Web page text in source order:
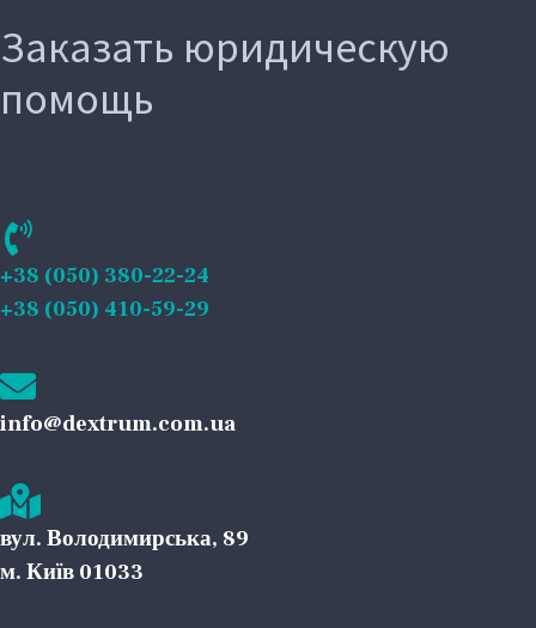
Заказать юридическую
помощь
+38 (050) 380-22-24
+38 (050) 410-59-29
info@dextrum.com.ua
вул. Володимирська, 89
м. Київ 01033